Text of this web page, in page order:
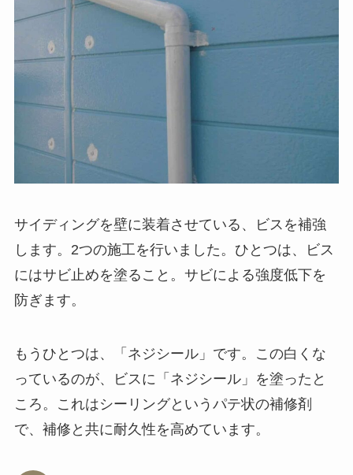
サイディングを壁に装着させている、ビスを補強
します。2つの施工を行いました。ひとつは、ビス
にはサビ止めを塗ること。サビによる強度低下を
防ぎます。
もうひとつは、「ネジシール」です。この白くな
っているのが、ビスに「ネジシール」を塗ったと
ころ。これはシーリングというパテ状の補修剤
で、補修と共に耐久性を高めています。